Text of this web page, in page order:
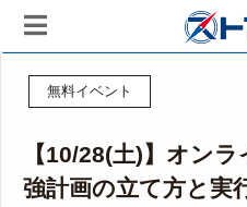
無料イベント
【10/28(土)】オン
強計画の立て方と実